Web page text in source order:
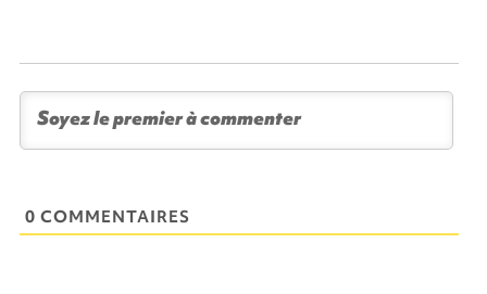
0 COMMENTAIRES